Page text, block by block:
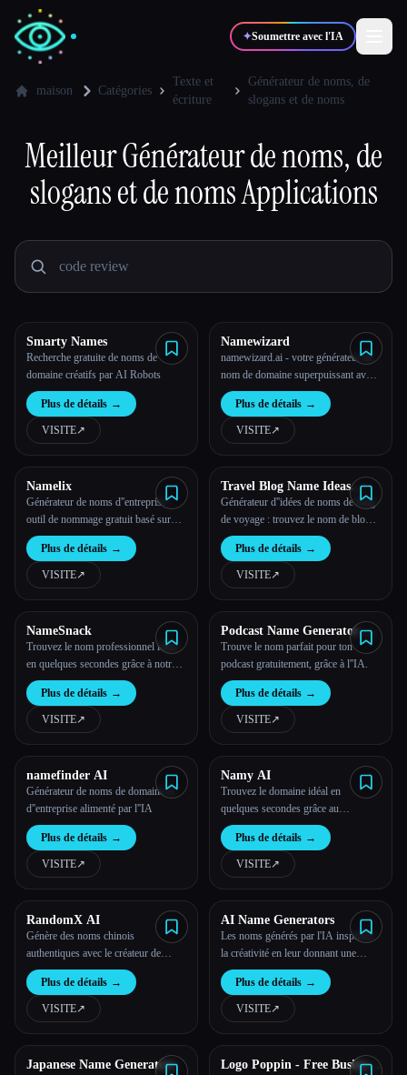
✦Soumettre avec l'IA
💻 Développeurs 📈Marketeurs
🎓 Étudiants
Blog
Comparer les outils
Toutes les catégories
À propos
maison Catégories
Texte et
écriture
Générateur de noms, de
slogans et de noms
MeilleurGénérateur de noms, de
slogans et de nomsApplications
Smarty Names
Recherche gratuite de noms de
domaine créatifs par AI Robots
Plus de détails →
VISITE↗︎
Namewizard
namewizard.ai - votre générateur de
nom de domaine superpuissant avec
l''IA
Plus de détails →
VISITE↗︎
Namelix
Générateur de noms d''entreprise -
outil de nommage gratuit basé sur
l''IA - Namelix
Plus de détails →
VISITE↗︎
Travel Blog Name Ideas
Generator
Générateur d''idées de noms de blog
de voyage : trouvez le nom de blog
de voyage parfait !
Plus de détails →
VISITE↗︎
NameSnack
Trouvez le nom professionnel idéal
en quelques secondes grâce à notre
puissant générateur de noms basé sur
l''IA.Plus de détails →
VISITE↗︎
Podcast Name Generator by
Podcast Rocket
Trouve le nom parfait pour ton
podcast gratuitement, grâce à l''IA.
Plus de détails →
VISITE↗︎
namefinder AI
Générateur de noms de domaine et
d''entreprise alimenté par l''IA
Plus de détails →
VISITE↗︎
Namy AI
Trouvez le domaine idéal en
quelques secondes grâce au
générateur de domaines basé sur l''IA
de Namy.ai, qui gère plus de 10
millions de noms de domaine !
Plus de détails →
VISITE↗︎
RandomX AI
Génère des noms chinois
authentiques avec le créateur de
noms intelligent basé sur l'IA
Plus de détails →
VISITE↗︎
AI Name Generators
Les noms générés par l'IA inspirent
la créativité en leur donnant une
signification unique, améliorant ainsi
la création de personnages.
Plus de détails →
VISITE↗︎
Japanese Name Generators
Logo Poppin - Free Business